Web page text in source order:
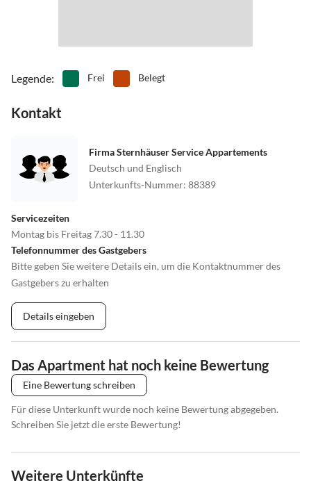
Legende: Frei Belegt
Kontakt
Firma Sternhäuser Service Appartements
Deutsch und Englisch
Unterkunfts-Nummer: 88389
Servicezeiten
Montag bis Freitag 7.30 - 11.30
Telefonnummer des Gastgebers
Bitte geben Sie weitere Details ein, um die Kontaktnummer des
Gastgebers zu erhalten
Details eingeben
Das Apartment hat noch keine Bewertung
Eine Bewertung schreiben
Für diese Unterkunft wurde noch keine Bewertung abgegeben.
Schreiben Sie jetzt die erste Bewertung!
Weitere Unterkünfte